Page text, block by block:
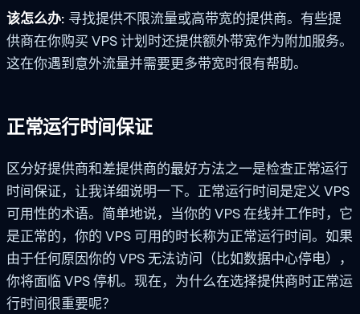
该怎么办: 寻找提供不限流量或高带宽的提供商。有些提
供商在你购买 VPS 计划时还提供额外带宽作为附加服务。
这在你遇到意外流量并需要更多带宽时很有帮助。
正常运行时间保证
区分好提供商和差提供商的最好方法之一是检查正常运行
时间保证，让我详细说明一下。正常运行时间是定义 VPS
可用性的术语。简单地说，当你的 VPS 在线并工作时，它
是正常的，你的 VPS 可用的时长称为正常运行时间。如果
由于任何原因你的 VPS 无法访问（比如数据中心停电），
你将面临 VPS 停机。现在，为什么在选择提供商时正常运
行时间很重要呢？